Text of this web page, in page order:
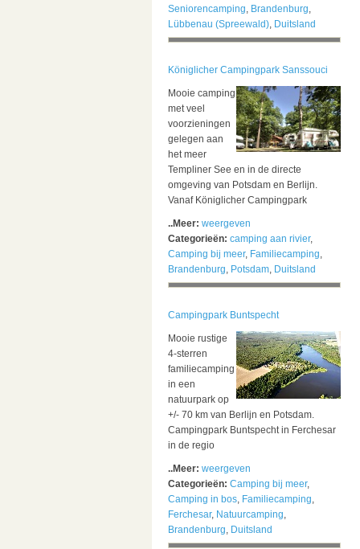
Seniorencamping, Brandenburg,
Lübbenau (Spreewald), Duitsland
Königlicher Campingpark Sanssouci
Mooie camping
met veel
voorzieningen
gelegen aan
het meer
Templiner See en in de directe
omgeving van Potsdam en Berlijn.
Vanaf Königlicher Campingpark
..Meer: weergeven
Categorieën: camping aan rivier,
Camping bij meer, Familiecamping,
Brandenburg, Potsdam, Duitsland
Campingpark Buntspecht
Mooie rustige
4-sterren
familiecamping
in een
natuurpark op
+/- 70 km van Berlijn en Potsdam.
Campingpark Buntspecht in Ferchesar
in de regio
..Meer: weergeven
Categorieën: Camping bij meer,
Camping in bos, Familiecamping,
Ferchesar, Natuurcamping,
Brandenburg, Duitsland